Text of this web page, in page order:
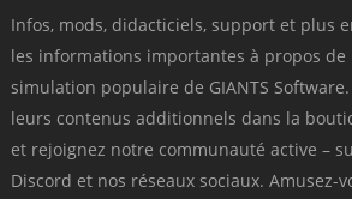
Infos, mods, didacticiels, support et plus
les informations importantes à propos de
simulation populaire de GIANTS
leurs contenus additionnels dans la
et rejoignez notre communauté active –
Discord et nos réseaux sociaux. Amusez-